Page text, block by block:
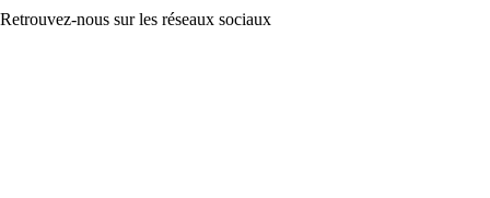
Retrouvez-nous sur les réseaux sociaux